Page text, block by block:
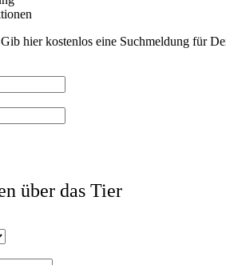
hier kostenlos eine Suchmeldung für
über das Tier